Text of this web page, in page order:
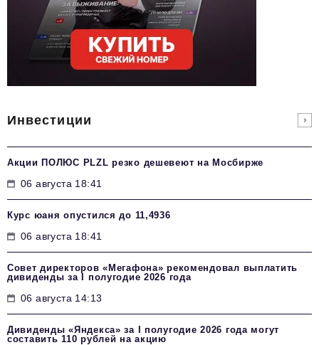
Инвестиции
Акции ПОЛЮС PLZL резко дешевеют на Мосбирже
06 августа 18:41
Курс юаня опустился до 11,4936
06 августа 18:41
Совет директоров «Мегафона» рекомендовал выплатить
дивиденды за I полугодие 2026 года
06 августа 14:13
Дивиденды «Яндекса» за I полугодие 2026 года могут
составить 110 рублей на акцию